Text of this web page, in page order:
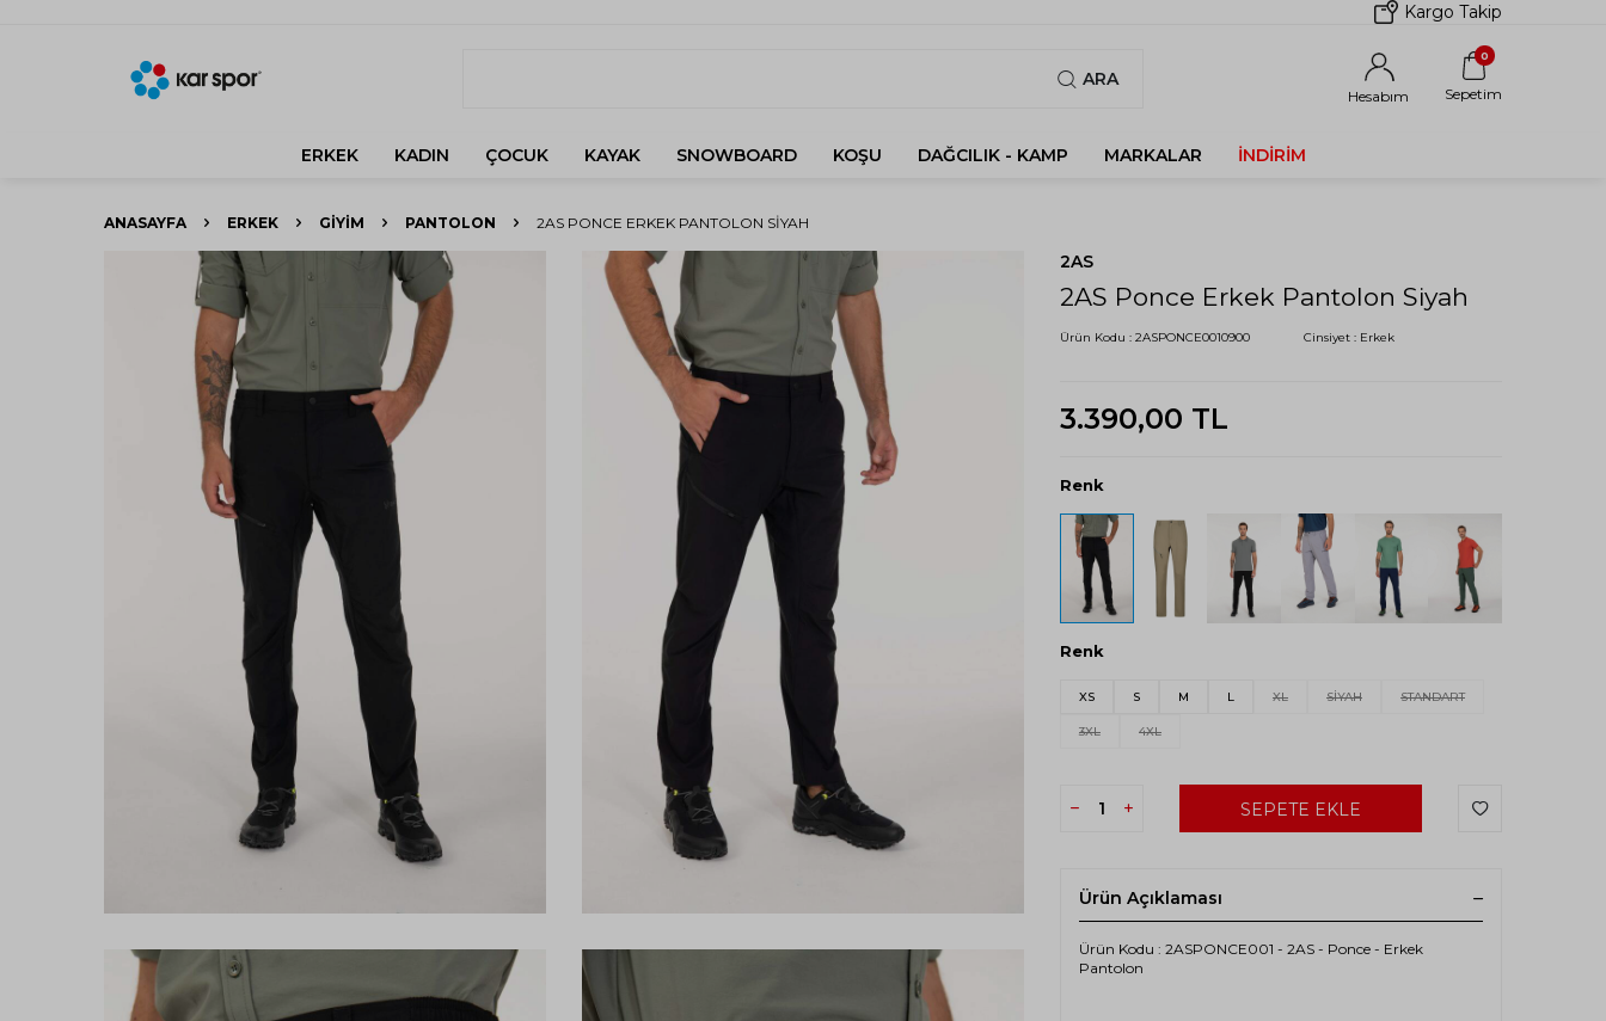
Kargo Takip
ARA
Hesabım
0
Sepetim
ERKEK KADIN ÇOCUK KAYAK SNOWBOARD KOŞU DAĞCILIK - KAMP MARKALAR İNDIRIM
ANASAYFA ERKEK GIYIM PANTOLON 2AS PONCE ERKEK PANTOLON SIYAH
2AS
2AS Ponce Erkek Pantolon Siyah
Ürün Kodu : 2ASPONCE0010900 Cinsiyet : Erkek
3.390,00 TL
Renk
Renk
XS S M L XL SİYAH STANDART
3XL 4XL
SEPETE EKLE
Ürün Açıklaması
Ürün Kodu : 2ASPONCE001 - 2AS - Ponce - Erkek
Pantolon